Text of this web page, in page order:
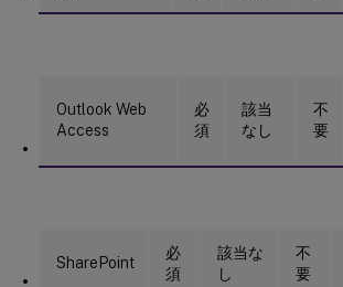
Outlook Web
Access
必
須
該当
なし
不
要
SharePoint
必
須
該当な
し
不
要